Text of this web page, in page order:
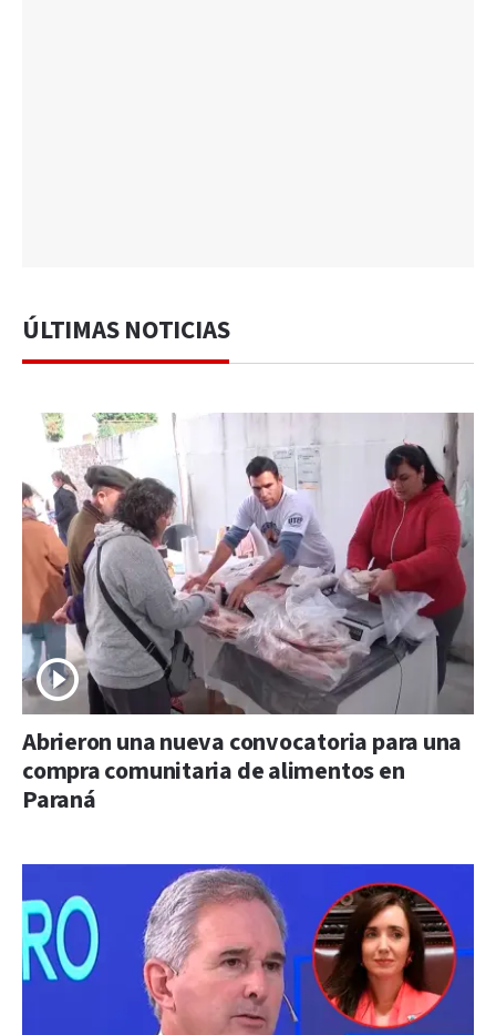
ÚLTIMAS NOTICIAS
Abrieron una nueva convocatoria para una
compra comunitaria de alimentos en
Paraná